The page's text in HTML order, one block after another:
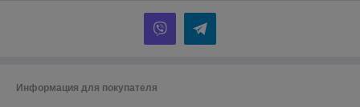
Информация для покупателя